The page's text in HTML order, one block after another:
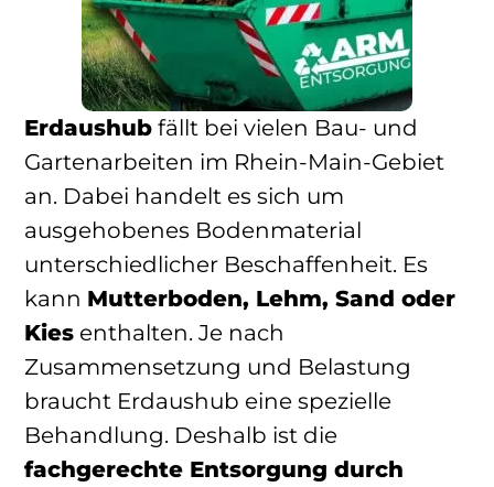
Erdaushub fällt bei vielen Bau- und
Gartenarbeiten im Rhein-Main-Gebiet
an. Dabei handelt es sich um
ausgehobenes Bodenmaterial
unterschiedlicher Beschaffenheit. Es
kann Mutterboden, Lehm, Sand oder
Kies enthalten. Je nach
Zusammensetzung und Belastung
braucht Erdaushub eine spezielle
Behandlung. Deshalb ist die
fachgerechte Entsorgung durch